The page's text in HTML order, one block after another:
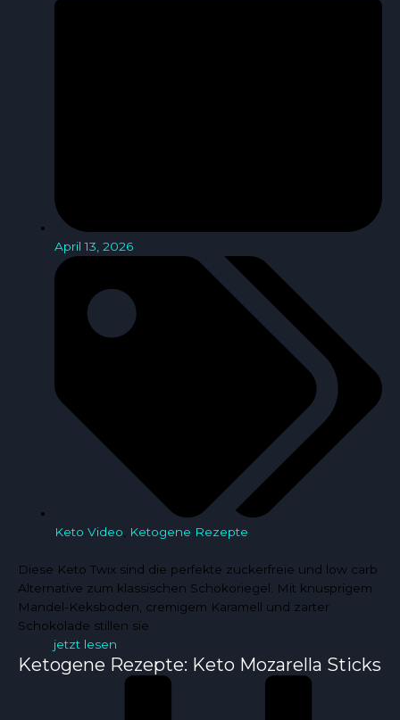
April 13, 2026
Keto Video, Ketogene Rezepte
Diese Keto Twix sind die perfekte zuckerfreie und low carb
Alternative zum klassischen Schokoriegel. Mit knusprigem
Mandel-Keksboden, cremigem Karamell und zarter
Schokolade stillen sie
jetzt lesen
Ketogene Rezepte: Keto Mozarella Sticks